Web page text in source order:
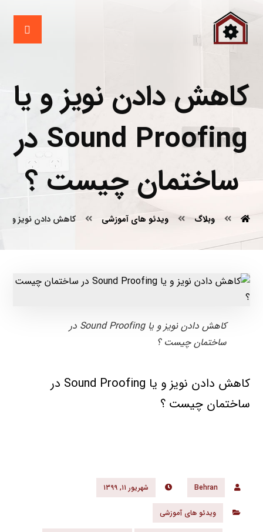
کاهش دادن نویز و یا
Sound Proofing در
ساختمان چیست ؟
وبلاگ ویدئو های آموزشی کاهش دادن نویز و یا Sound Proofing در ساختمان چیست ؟
کاهش دادن نویز و یا Sound Proofing در
ساختمان چیست ؟
کاهش دادن نویز و یا Sound Proofing در
ساختمان چیست ؟
Behran شهریور ۱۱, ۱۳۹۹
ویدئو های آموزشی